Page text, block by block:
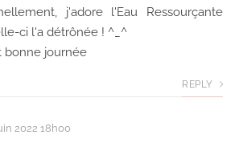
j'adore l'Eau Ressourçante
ci l'a détrônée ! ^_^
bonne journée
REPLY
2022 18h00